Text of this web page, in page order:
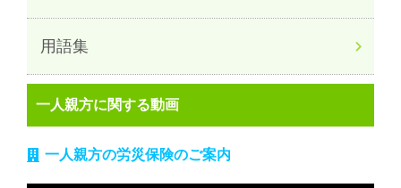
用語集
一人親方に関する動画
一人親方の労災保険のご案内